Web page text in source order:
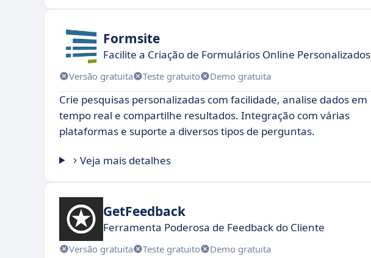
Formsite
Facilite a Criação de Formulários Online Personalizados
Versão gratuita Teste gratuito Demo gratuita
Crie pesquisas personalizadas com facilidade, analise dados em
tempo real e compartilhe resultados. Integração com várias
plataformas e suporte a diversos tipos de perguntas.
Veja mais detalhes
GetFeedback
Ferramenta Poderosa de Feedback do Cliente
Versão gratuita Teste gratuito Demo gratuita